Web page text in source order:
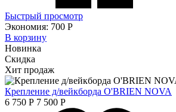
Быстрый просмотр
Экономия: 700 Р
В корзину
Новинка
Скидка
Хит продаж
Крепление д/вейкборда O'BRIEN NOVA
6 750 Р 7 500 Р